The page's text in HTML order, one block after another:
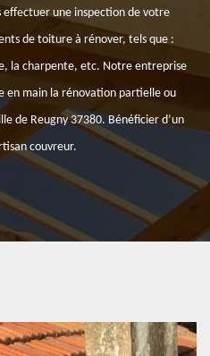
effectuer une inspection de votre
de toiture à rénover, tels que :
la charpente, etc. Notre entreprise
en main la rénovation partielle ou
de Reugny 37380. Bénéficier d’un
couvreur.